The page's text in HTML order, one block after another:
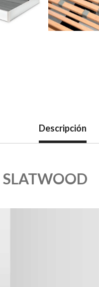
Descripción
SLATWOOD